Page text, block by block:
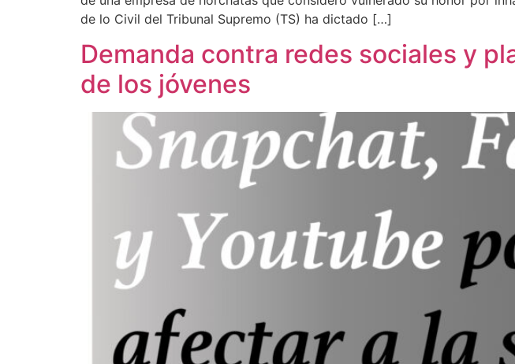
de lo Civil del Tribunal Supremo (TS) ha dictado […]
Demanda contra redes sociales y
de los jóvenes